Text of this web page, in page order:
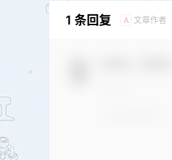
1 条回复 A 文章作者